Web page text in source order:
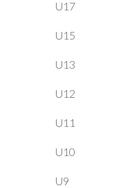
U17
U15
U13
U12
U11
U10
U9